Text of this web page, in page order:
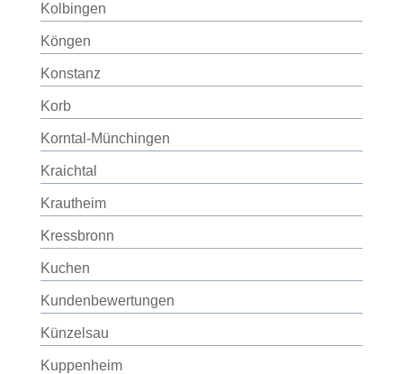
Kolbingen
Köngen
Konstanz
Korb
Korntal-Münchingen
Kraichtal
Krautheim
Kressbronn
Kuchen
Kundenbewertungen
Künzelsau
Kuppenheim